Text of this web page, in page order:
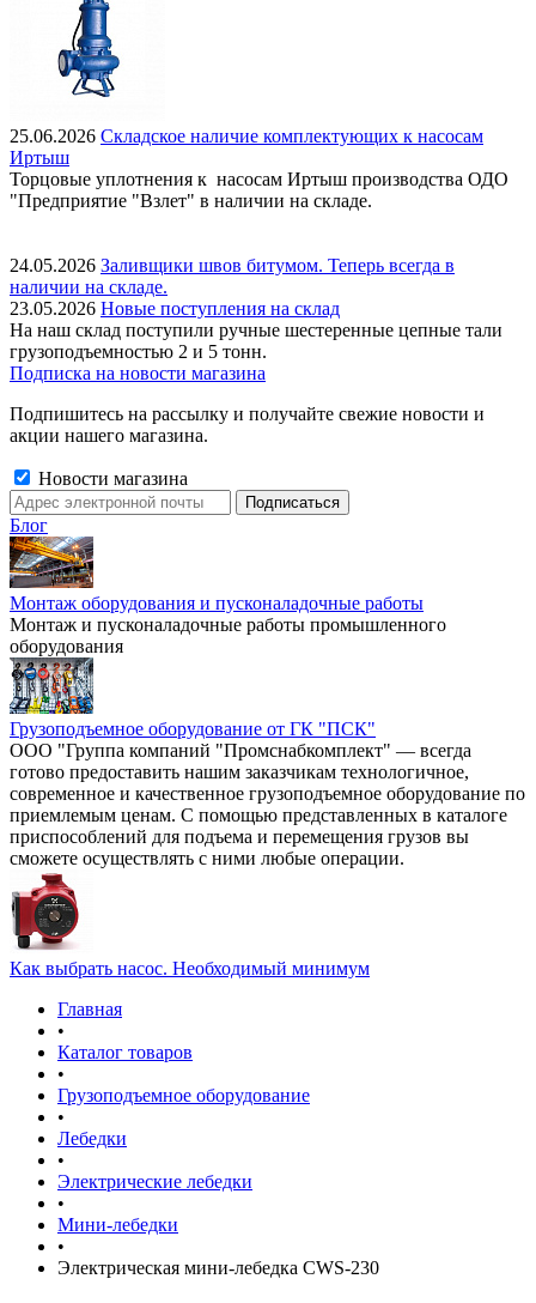
25.06.2026 Складское наличие комплектующих к насосам
Иртыш
Торцовые уплотнения к насосам Иртыш производства ОДО
"Предприятие "Взлет" в наличии на складе.
24.05.2026 Заливщики швов битумом. Теперь всегда в
наличии на складе.
23.05.2026 Новые поступления на склад
На наш склад поступили ручные шестеренные цепные тали
грузоподъемностью 2 и 5 тонн.
Подписка на новости магазина
Подпишитесь на рассылку и получайте свежие новости и
акции нашего магазина.
Новости магазина
Блог
Монтаж оборудования и пусконаладочные работы
Монтаж и пусконаладочные работы промышленного
оборудования
Грузоподъемное оборудование от ГК "ПСК"
ООО "Группа компаний "Промснабкомплект" — всегда
готово предоставить нашим заказчикам технологичное,
современное и качественное грузоподъемное оборудование по
приемлемым ценам. С помощью представленных в каталоге
приспособлений для подъема и перемещения грузов вы
сможете осуществлять с ними любые операции.
Как выбрать насос. Необходимый минимум
Главная
•
Каталог товаров
•
Грузоподъемное оборудование
•
Лебедки
•
Электрические лебедки
•
Мини-лебедки
•
Электрическая мини-лебедка CWS-230